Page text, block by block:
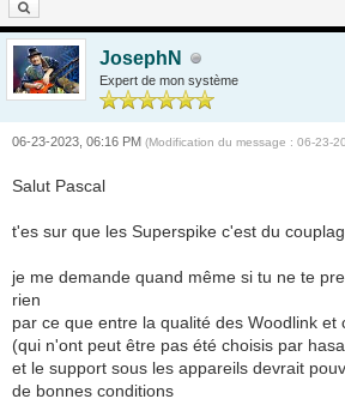
JosephN
Expert de mon système
06-23-2023, 06:16 PM (Modification du message : 06-23-
Salut Pascal
t'es sur que les Superspike c'est du
je me demande quand même si tu ne te
rien
par ce que entre la qualité des Woodlink et
(qui n'ont peut être pas été choisis par
et le support sous les appareils devrait
de bonnes conditions